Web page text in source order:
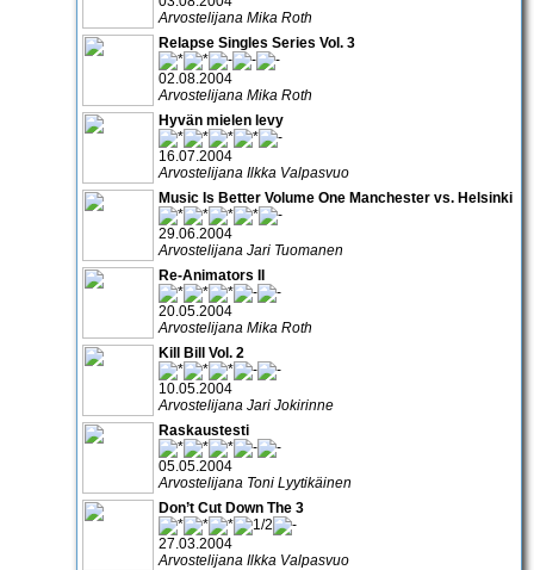
Arvostelijana Mika Roth
Relapse Singles Series Vol. 3
02.08.2004
Arvostelijana Mika Roth
Hyvän mielen levy
16.07.2004
Arvostelijana Ilkka Valpasvuo
Music Is Better Volume One Manchester vs. Helsinki
29.06.2004
Arvostelijana Jari Tuomanen
Re-Animators II
20.05.2004
Arvostelijana Mika Roth
Kill Bill Vol. 2
10.05.2004
Arvostelijana Jari Jokirinne
Raskaustesti
05.05.2004
Arvostelijana Toni Lyytikäinen
Don’t Cut Down The 3
27.03.2004
Arvostelijana Ilkka Valpasvuo